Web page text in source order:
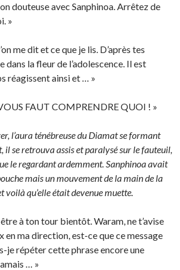
douteuse avec Sanphinoa. Arrêtez de
»
me dit et ce que je lis. D’après tes
dans la fleur de l’adolescence. Il est
réagissent ainsi et … »
FAUT COMPRENDRE QUOI ! »
l’aura ténébreuse du Diamat se formant
il se retrouva assis et paralysé sur le fauteuil,
le regardant ardemment. Sanphinoa avait
mais un mouvement de la main de la
voilà qu’elle était devenue muette.
être à ton tour bientôt. Waram, ne t’avise
en ma direction, est-ce que ce message
je répéter cette phrase encore une
… »